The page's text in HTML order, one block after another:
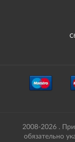
2008-2026 . При
обязательно